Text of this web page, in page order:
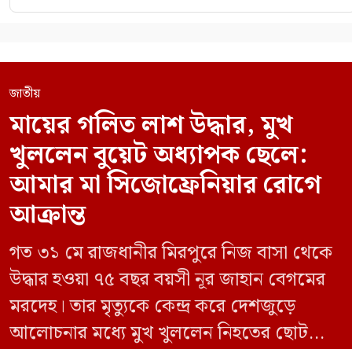
জাতীয়
মায়ের গলিত লাশ উদ্ধার, মুখ
খুললেন বুয়েট অধ্যাপক ছেলে:
আমার মা সিজোফ্রেনিয়ার রোগে
আক্রান্ত
গত ৩১ মে রাজধানীর মিরপুরে নিজ বাসা থেকে
উদ্ধার হওয়া ৭৫ বছর বয়সী নূর জাহান বেগমের
মরদেহ। তার মৃত্যুকে কেন্দ্র করে দেশজুড়ে
আলোচনার মধ্যে মুখ খুললেন নিহতের ছোট